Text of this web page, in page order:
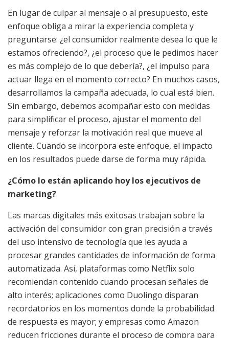
En lugar de culpar al mensaje o al presupuesto, este
enfoque obliga a mirar la experiencia completa y
preguntarse: ¿el consumidor realmente desea lo que le
estamos ofreciendo?, ¿el proceso que le pedimos hacer
es más complejo de lo que debería?, ¿el impulso para
actuar llega en el momento correcto? En muchos casos,
desarrollamos la campaña adecuada, lo cual está bien.
Sin embargo, debemos acompañar esto con medidas
para simplificar el proceso, ajustar el momento del
mensaje y reforzar la motivación real que mueve al
cliente. Cuando se incorpora este enfoque, el impacto
en los resultados puede darse de forma muy rápida.
¿Cómo lo están aplicando hoy los ejecutivos de
marketing?
Las marcas digitales más exitosas trabajan sobre la
activación del consumidor con gran precisión a través
del uso intensivo de tecnología que les ayuda a
procesar grandes cantidades de información de forma
automatizada. Así, plataformas como Netflix solo
recomiendan contenido cuando procesan señales de
alto interés; aplicaciones como Duolingo disparan
recordatorios en los momentos donde la probabilidad
de respuesta es mayor; y empresas como Amazon
reducen fricciones durante el proceso de compra para